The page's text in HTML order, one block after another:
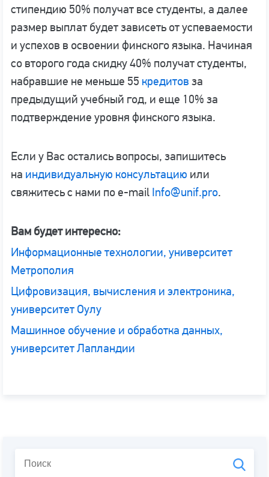
стипендию 50% получат все студенты, а далее
размер выплат будет зависеть от успеваемости
и успехов в освоении финского языка. Начиная
со второго года скидку 40% получат студенты,
набравшие не меньше 55 кредитов за
предыдущий учебный год, и еще 10% за
подтверждение уровня финского языка.
Если у Вас остались вопросы, запишитесь
на индивидуальную консультацию или
свяжитесь с нами по e-mail Info@unif.pro.
Вам будет интересно:
Информационные технологии, университет
Метрополия
Цифровизация, вычисления и электроника,
университет Оулу
Машинное обучение и обработка данных,
университет Лапландии